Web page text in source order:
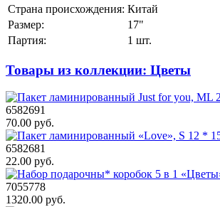
Страна происхождения: Китай
Размер:
17"
Партия:
1 шт.
Товары из коллекции: Цветы
6582691
70.00 руб.
6582681
22.00 руб.
7055778
1320.00 руб.